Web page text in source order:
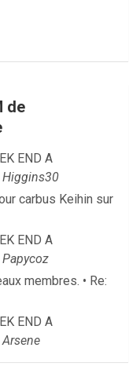
de
END A
Higgins30
carbus Keihin sur
END A
Papycoz
membres. • Re:
END A
Arsene